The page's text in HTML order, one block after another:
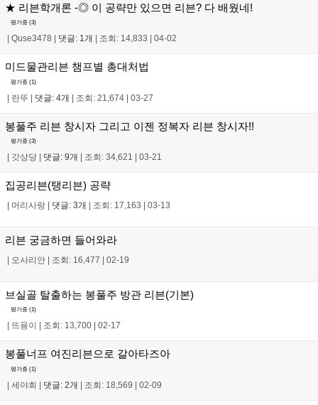
★ 리븐학개론 -◎ 이 공략만 있으면 리븐? 다 배웠네!
평가중 (3)
Quse3478 댓글: 1개 조회: 14,833 04-02
미드물관리븐 챔프별 총대처법
평가중 (1)
| 란뚜 | 댓글: 4개 | 조회: 21,674 | 03-27
봉풀주 리븐 창시자 그리고 이젠 정복자 리븐 창시자!!
평가중 (3)
갓상당 댓글: 9개 조회: 34,621 03-21
집공리븐(탱리븐) 공략
머리사랑 댓글: 3개 조회: 17,163 03-13
리븐 궁금하면 들어와라
오사리안 조회: 16,477 02-19
브실골 탈출하는 봉풀주 방관 리븐(기본)
평가중 (1)
뜨용이 조회: 13,700 02-17
봉풀너프 여진리븐으로 갈아타즈아
평가중 (1)
| 세야회 | 댓글: 2개 | 조회: 18,569 | 02-09